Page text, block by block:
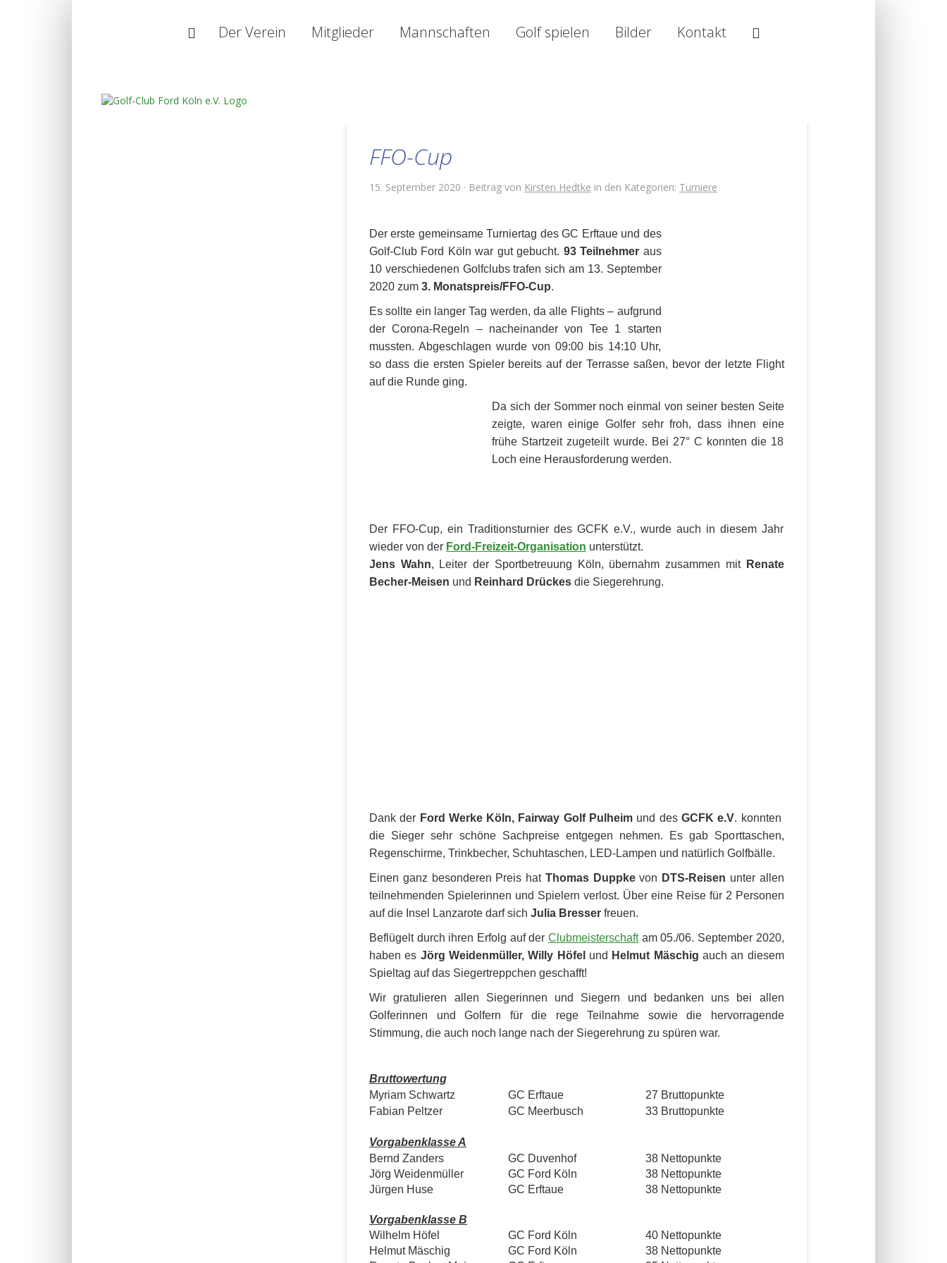
Startseite
Der Verein Mitglieder Mannschaften Golf spielen Bilder Kontakt
FFO-Cup
15. September 2020 · Beitrag von Kirsten Hedtke in den Kategorien: Turniere
Der erste gemeinsame Turniertag des GC Erftaue und des
Golf-Club Ford Köln war gut gebucht. 93 Teilnehmer aus
10 verschiedenen Golfclubs trafen sich am 13. September
2020 zum 3. Monatspreis/FFO-Cup.
Es sollte ein langer Tag werden, da alle Flights – aufgrund
der Corona-Regeln – nacheinander von Tee 1 starten
mussten. Abgeschlagen wurde von 09:00 bis 14:10 Uhr,
so dass die ersten Spieler bereits auf der Terrasse saßen, bevor der letzte Flight
auf die Runde ging.
Da sich der Sommer noch einmal von seiner besten Seite
zeigte, waren einige Golfer sehr froh, dass ihnen eine
frühe Startzeit zugeteilt wurde. Bei 27° C konnten die 18
Loch eine Herausforderung werden.
Der FFO-Cup, ein Traditionsturnier des GCFK e.V., wurde auch in diesem Jahr
wieder von der Ford-Freizeit-Organisation unterstützt.
Jens Wahn, Leiter der Sportbetreuung Köln, übernahm zusammen mit Renate
Becher-Meisen und Reinhard Drückes die Siegerehrung.
Dank der Ford Werke Köln, Fairway Golf Pulheim und des GCFK e.V. konnten
die Sieger sehr schöne Sachpreise entgegen nehmen. Es gab Sporttaschen,
Regenschirme, Trinkbecher, Schuhtaschen, LED-Lampen und natürlich Golfbälle.
Einen ganz besonderen Preis hat Thomas Duppkevon DTS-Reisen unter allen
teilnehmenden Spielerinnen und Spielern verlost. Über eine Reise für 2 Personen
auf die Insel Lanzarote darf sich Julia Bresser freuen.
Beflügelt durch ihren Erfolg auf der Clubmeisterschaftam 05./06. September 2020,
haben es Jörg Weidenmüller, Willy Höfel und Helmut Mäschig auch an diesem
Spieltag auf das Siegertreppchen geschafft!
Wir gratulieren allen Siegerinnen und Siegern und bedanken uns bei allen
Golferinnen und Golfern für die rege Teilnahme sowie die hervorragende
Stimmung, die auch noch lange nach der Siegerehrung zu spüren war.
Bruttowertung
Myriam Schwartz
GC Erftaue
27 Bruttopunkte
Fabian Peltzer
GC Meerbusch 33 Bruttopunkte
Vorgabenklasse A
Bernd Zanders
GC Duvenhof
38 Nettopunkte
Jörg Weidenmüller
GC Ford Köln
38 Nettopunkte
Jürgen Huse
GC Erftaue 38 Nettopunkte
Vorgabenklasse B
Wilhelm Höfel
GC Ford Köln
40 Nettopunkte
Helmut Mäschig
GC Ford Köln
38 Nettopunkte